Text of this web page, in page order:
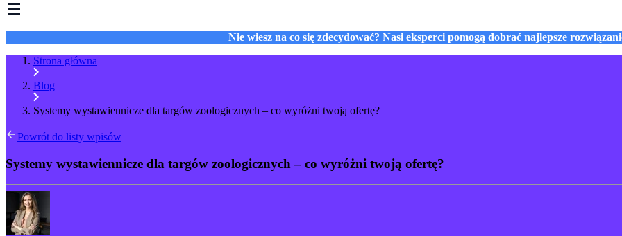
Nie wiesz na co się zdecydować? Nasi eksperci pomogą dobrać najlepsze
Strona główna
Blog
Systemy wystawiennicze dla targów zoologicznych – co wyróżni twoją ofertę?
Powrót do listy wpisów
Systemy wystawiennicze dla targów zoologicznych – co wyróżni twoją ofertę?